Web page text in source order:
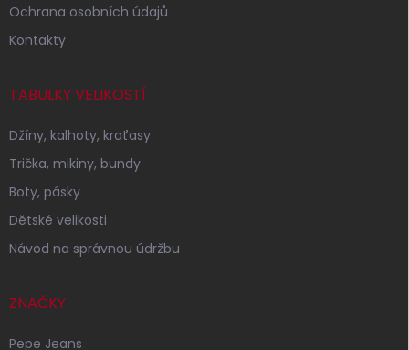
Ochrana osobních údajů
Kontakty
TABULKY VELIKOSTÍ
Džíny, kalhoty, kraťasy
Trička, mikiny, bundy
Boty, pásky
Dětské velikosti
Návod na správnou údržbu
ZNAČKY
Pepe Jeans